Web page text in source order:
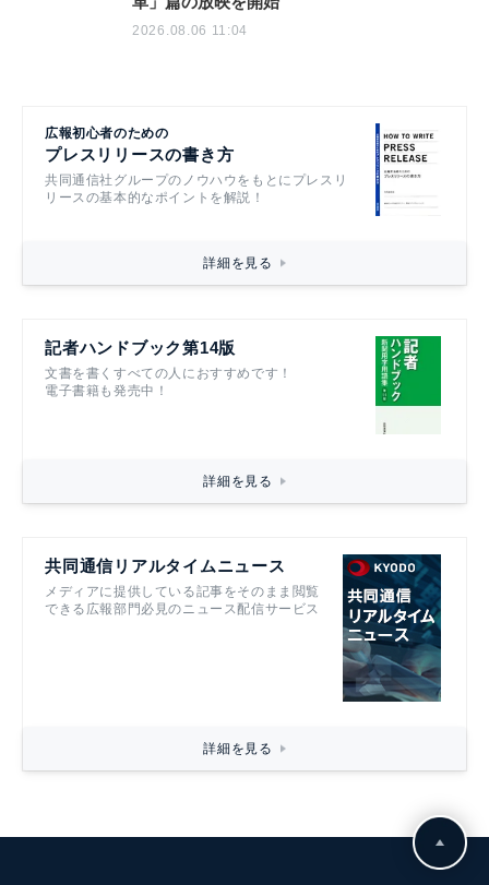
2026.08.06 11:04
広報初心者のための
プレスリリースの書き方
共同通信社グループのノウハウをもとにプレスリ
リースの基本的なポイントを解説！
詳細を見る
記者ハンドブック第14版
文書を書くすべての人におすすめです！
電子書籍も発売中！
詳細を見る
共同通信リアルタイムニュース
メディアに提供している記事をそのまま閲覧
できる広報部門必見のニュース配信サービス
詳細を見る